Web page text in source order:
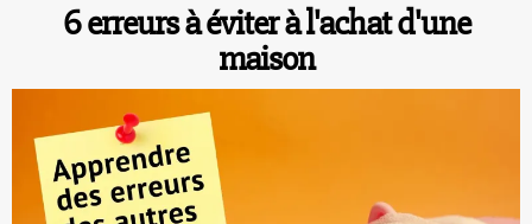
6 erreurs à éviter à l'achat d'une
maison